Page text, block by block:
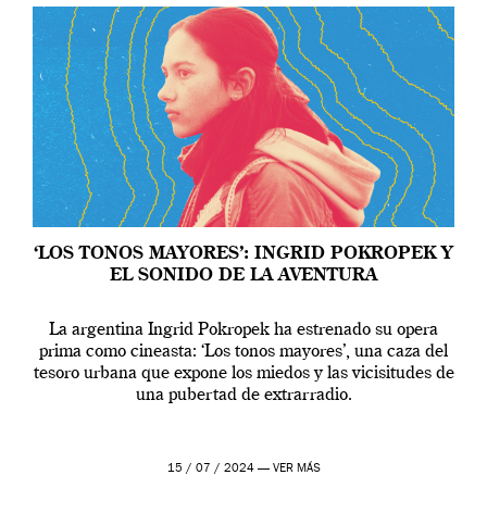
‘LOS TONOS MAYORES’: INGRID POKROPEK Y
EL SONIDO DE LA AVENTURA
La argentina Ingrid Pokropek ha estrenado su opera
prima como cineasta: ‘Los tonos mayores’, una caza del
tesoro urbana que expone los miedos y las vicisitudes de
una pubertad de extrarradio.
15 / 07 / 2024 — VER MÁS